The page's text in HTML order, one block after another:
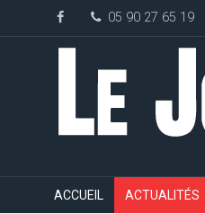
05 90 27 65 19
ACCUEIL ACTUALITÉS